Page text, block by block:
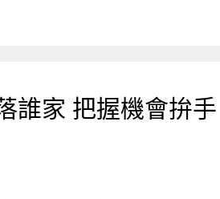
誰家 把握機會拚手